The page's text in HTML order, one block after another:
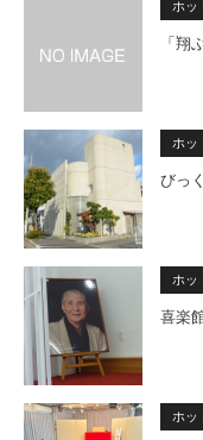
ホッ
「
ホッ
びっ
ホッ
喜楽
ホッ